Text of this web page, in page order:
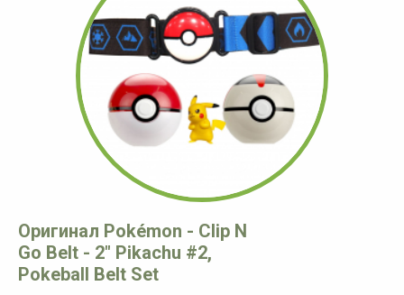
Оригинал Pokémon - Clip N
Go Belt - 2" Pikachu #2,
Pokeball Belt Set